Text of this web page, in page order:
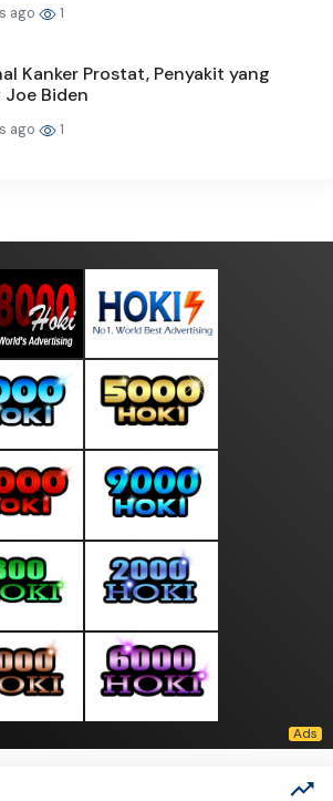
ago 1
Kanker Prostat, Penyakit yang
Biden
ago 1